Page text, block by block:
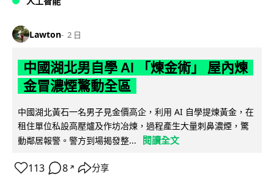
Lawton 2 日
中國湖北男自學 AI 「煉金術」 屋內煉
金冒濃煙驚動全區
中國湖北黃石一名男子見金價高企，利用 AI 自學提煉黃金，在
租住單位私設高壓爐及作坊冶煉，過程產生大量刺鼻濃煙，驚
動鄰居報警。警方到場揭發整...
閱讀全文
113 8 ↗ 分享